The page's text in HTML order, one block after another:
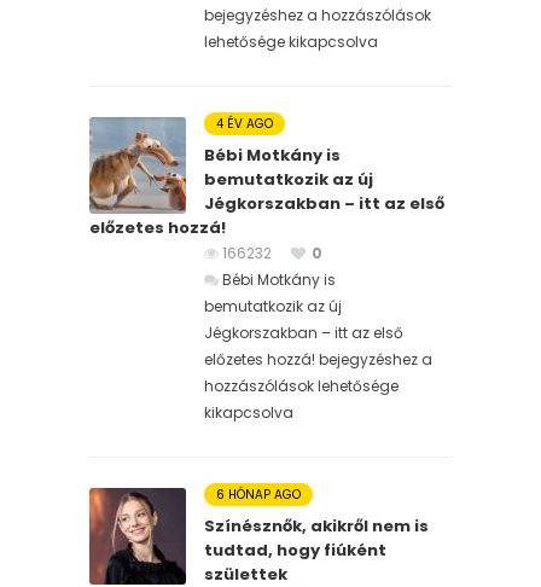
bejegyzéshez a hozzászólások
lehetősége kikapcsolva
4 ÉV AGO
Bébi Motkány is
bemutatkozik az új
Jégkorszakban – itt az első
előzetes hozzá!
166232
0
Bébi Motkány is
bemutatkozik az új
Jégkorszakban – itt az első
előzetes hozzá! bejegyzéshez a
hozzászólások lehetősége
kikapcsolva
6 HÓNAP AGO
Színésznők, akikről nem is
tudtad, hogy fiúként
születtek